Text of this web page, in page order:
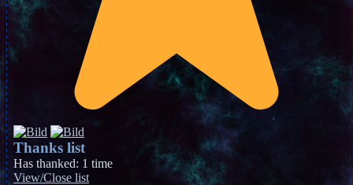
Thanks list
Has thanked: 1 time
View/Close list